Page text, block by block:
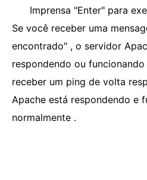
Imprensa "Enter" para
Se você receber uma
encontrado" , o servidor
respondendo ou
receber um ping de volta
Apache está respondendo e
normalmente .